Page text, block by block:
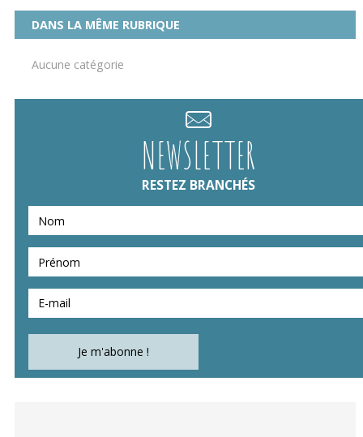
DANS LA MÊME RUBRIQUE
Aucune catégorie
NEWSLETTER
RESTEZ BRANCHÉS